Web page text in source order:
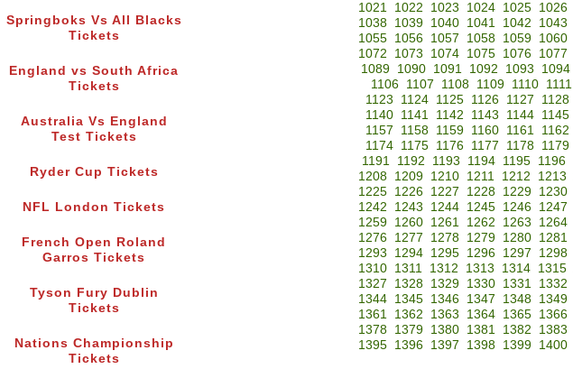
Springboks Vs All Blacks
Tickets
England vs South Africa
Tickets
Australia Vs England
Test Tickets
Ryder Cup Tickets
NFL London Tickets
French Open Roland
Garros Tickets
Tyson Fury Dublin
Tickets
Nations Championship
Tickets
1021
1022 1023 1024 1025 1026
1038
1039 1040 1041 1042 1043
1055
1056 1057 1058 1059 1060
1072
1073 1074 1075 1076 1077
1089
1090 1091 1092 1093 1094
1106
1107 1108 1109 1110 1111
1123
1124 1125 1126 1127 1128
1140 1141 1142 1143 1144 1145
1157
1158 1159 1160 1161 1162
1174 1175 1176 1177 1178 1179
1191 1192 1193 1194 1195 1196
1208 1209 1210 1211 1212 1213
1225
1226 1227 1228 1229 1230
1242
1243 1244 1245 1246 1247
1259
1260 1261 1262 1263 1264
1276
1277 1278 1279 1280 1281
1293
1294 1295 1296 1297 1298
1310 1311 1312 1313 1314 1315
1327
1328 1329 1330 1331 1332
1344
1345 1346 1347 1348 1349
1361
1362 1363 1364 1365 1366
1378
1379 1380 1381 1382 1383
1395 1396 1397 1398 1399 1400